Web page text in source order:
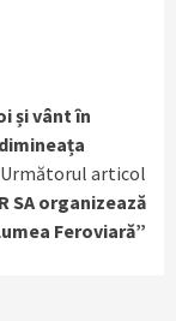
și vânt în
Următorul articol
SA organizează
Feroviară”